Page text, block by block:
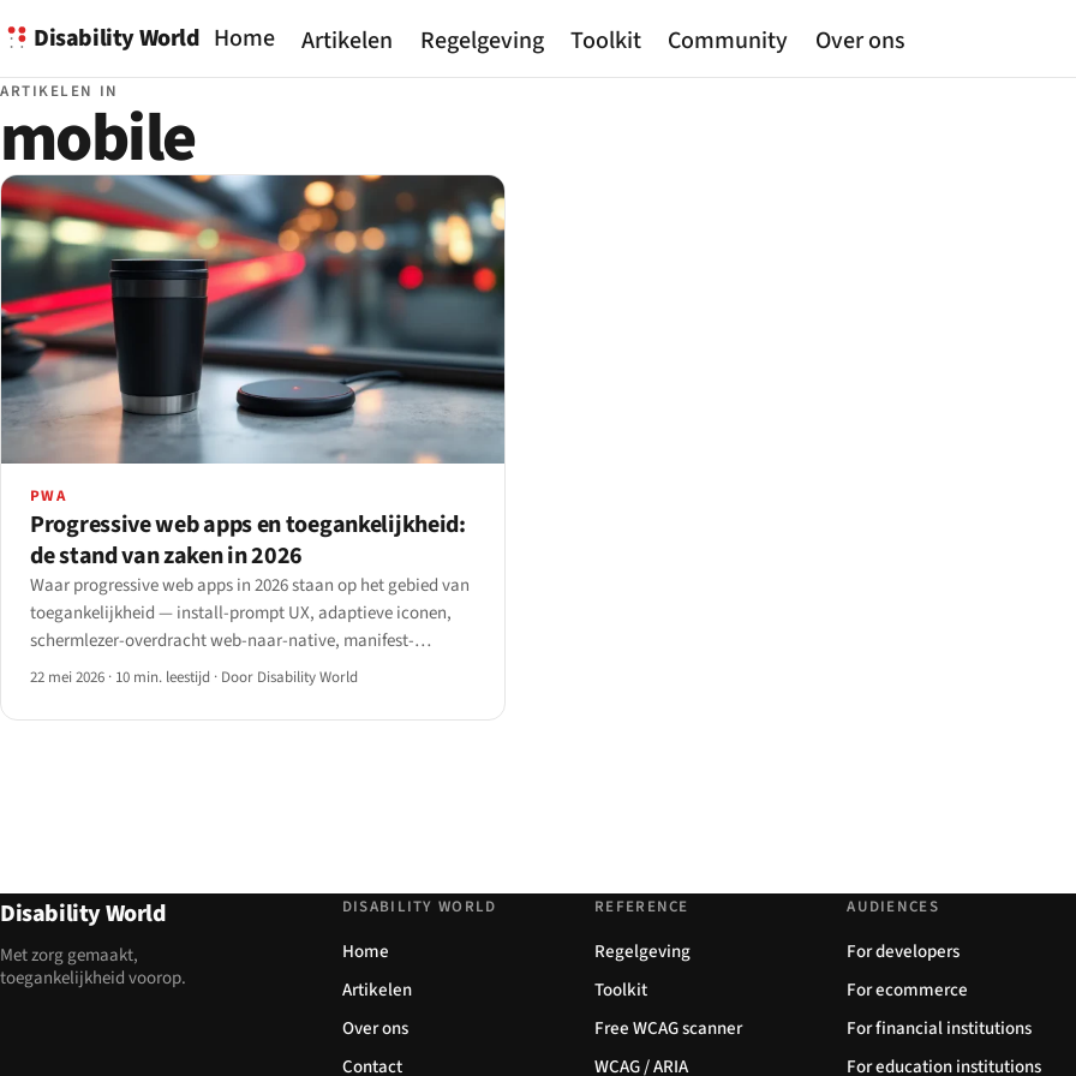
Disability World Home Artikelen Regelgeving Toolkit Community Over ons
ARTIKELEN IN
mobile
PWA
Progressive web apps en toegankelijkheid:
de stand van zaken in 2026
Waar progressive web apps in 2026 staan op het gebied van
toegankelijkheid — install-prompt UX, adaptieve iconen,
schermlezer-overdracht web-naar-native, manifest-
eigenschappen file_handlers / share_target /
Safari-installatiepad na iOS 16.4.
22 mei 2026 · 10 min. leestijd · Door Disability World
Disability World
Met zorg gemaakt,
toegankelijkheid voorop.
DISABILITY WORLD
Home
Artikelen
Over ons
Contact
REFERENCE
Regelgeving
Toolkit
Free WCAG scanner
WCAG / ARIA
AUDIENCES
For developers
For ecommerce
For financial institutions
For education institutions